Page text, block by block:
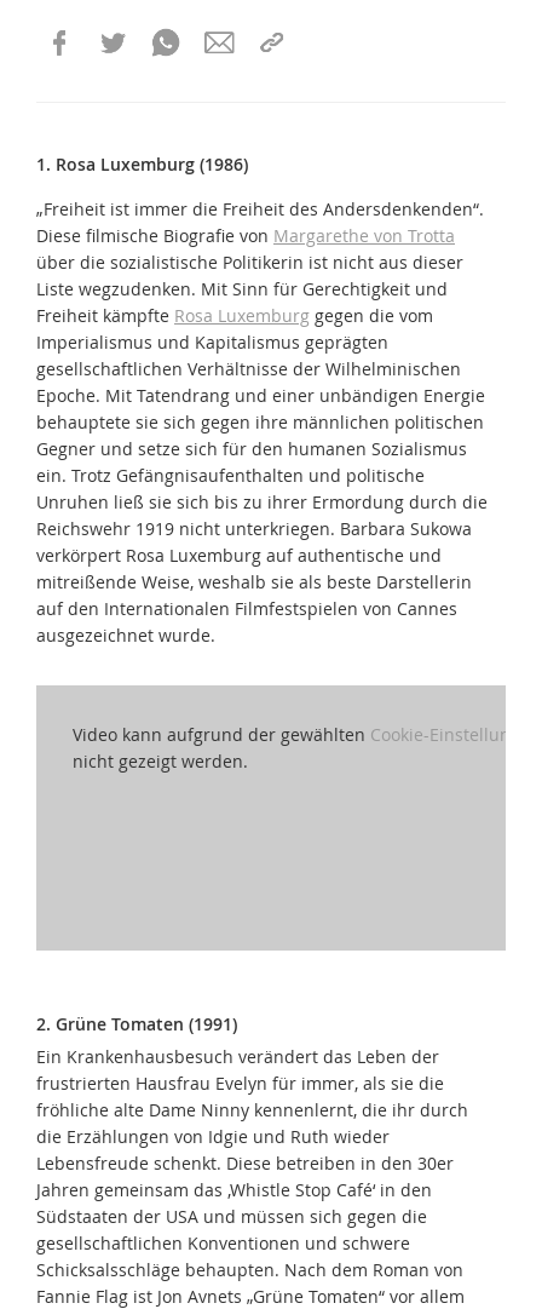
1. Rosa Luxemburg (1986)
„Freiheit ist immer die Freiheit des Andersdenkenden“.
Diese filmische Biografie von Margarethe von Trotta
über die sozialistische Politikerin ist nicht aus dieser
Liste wegzudenken. Mit Sinn für Gerechtigkeit und
Freiheit kämpfte Rosa Luxemburg gegen die vom
Imperialismus und Kapitalismus geprägten
gesellschaftlichen Verhältnisse der Wilhelminischen
Epoche. Mit Tatendrang und einer unbändigen Energie
behauptete sie sich gegen ihre männlichen politischen
Gegner und setze sich für den humanen Sozialismus
ein. Trotz Gefängnisaufenthalten und politische
Unruhen ließ sie sich bis zu ihrer Ermordung durch die
Reichswehr 1919 nicht unterkriegen. Barbara Sukowa
verkörpert Rosa Luxemburg auf authentische und
mitreißende Weise, weshalb sie als beste Darstellerin
auf den Internationalen Filmfestspielen von Cannes
ausgezeichnet wurde.
Video kann aufgrund der gewählten Cookie-Einstellungen
nicht gezeigt werden.
2. Grüne Tomaten (1991)
Ein Krankenhausbesuch verändert das Leben der
frustrierten Hausfrau Evelyn für immer, als sie die
fröhliche alte Dame Ninny kennenlernt, die ihr durch
die Erzählungen von Idgie und Ruth wieder
Lebensfreude schenkt. Diese betreiben in den 30er
Jahren gemeinsam das ‚Whistle Stop Café‘ in den
Südstaaten der USA und müssen sich gegen die
gesellschaftlichen Konventionen und schwere
Schicksalsschläge behaupten. Nach dem Roman von
Fannie Flag ist Jon Avnets „Grüne Tomaten“ vor allem